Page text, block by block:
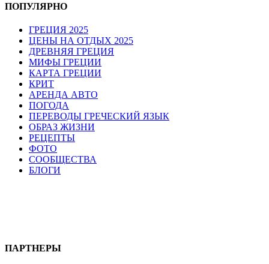
ПОПУЛЯРНО
ГРЕЦИЯ 2025
ЦЕНЫ НА ОТДЫХ 2025
ДРЕВНЯЯ ГРЕЦИЯ
МИФЫ ГРЕЦИИ
КАРТА ГРЕЦИИ
КРИТ
АРЕНДА АВТО
ПОГОДА
ПЕРЕВОДЫ ГРЕЧЕСКИЙ ЯЗЫК
ОБРАЗ ЖИЗНИ
РЕЦЕПТЫ
ФОТО
СООБЩЕСТВА
БЛОГИ
ПАРТНЕРЫ